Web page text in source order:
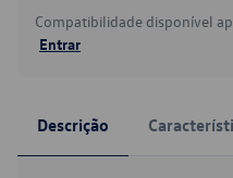
Compatibilidade disponível
Entrar
Descrição